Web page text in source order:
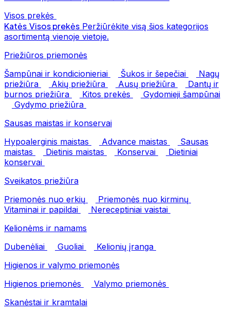
Visos prekės
Katės Visos prekės Peržiūrėkite visą šios kategorijos
asortimentą vienoje vietoje.
Priežiūros priemonės
Šampūnai ir kondicionieriai
Šukos ir šepečiai
Nagų
priežiūra
Akių priežiūra Ausų priežiūra
Dantų ir
burnos priežiūra
Kitos prekės
Gydomieji šampūnai
Gydymo priežiūra
Sausas maistas ir konservai
Hypoalerginis maistas
Advance maistas
Sausas
maistas
Dietinis maistas Konservai
Dietiniai
konservai
Sveikatos priežiūra
Priemonės nuo erkių
Priemonės nuo kirminų
Vitaminai ir papildai
Nereceptiniai vaistai
Kelionėms ir namams
Dubenėliai
Guoliai
Kelionių įranga
Higienos ir valymo priemonės
Higienos priemonės
Valymo priemonės
Skanėstai ir kramtalai